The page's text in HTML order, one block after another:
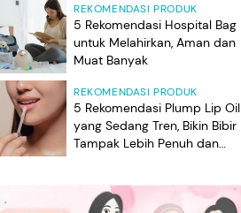
REKOMENDASI PRODUK
5 Rekomendasi Hospital Bag
untuk Melahirkan, Aman dan
Muat Banyak
REKOMENDASI PRODUK
5 Rekomendasi Plump Lip Oil
yang Sedang Tren, Bikin Bibir
Tampak Lebih Penuh dan